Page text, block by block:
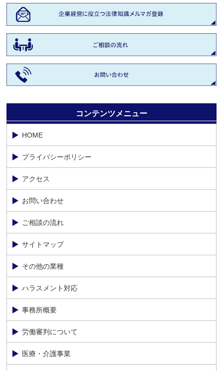
コンテンツメニュー
HOME
プライバシーポリシー
アクセス
お問い合わせ
ご相談の流れ
サイトマップ
その他の業種
ハラスメント対応
事務所概要
労働審判について
医療・介護事業